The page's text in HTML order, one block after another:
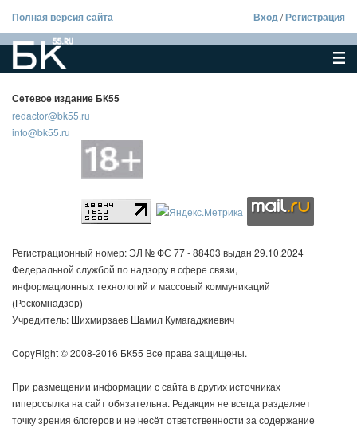
Полная версия сайта Вход/Регистрация
Сетевое издание БК55
redactor@bk55.ru
info@bk55.ru
Регистрационный номер: ЭЛ № ФС 77 - 88403 выдан 29.10.2024
Федеральной службой по надзору в сфере связи,
информационных технологий и массовый коммуникаций
(Роскомнадзор)
Учредитель: Шихмирзаев Шамил Кумагаджиевич
CopyRight © 2008-2016 БК55 Все права защищены.
При размещении информации с сайта в других источниках
гиперссылка на сайт обязательна. Редакция не всегда разделяет
точку зрения блогеров и не несёт ответственности за содержание